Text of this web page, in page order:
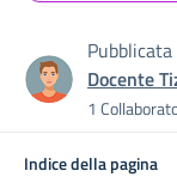
Pubblicata
Docente
1
Indice della pagina